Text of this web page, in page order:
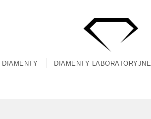
DIAMENTY DIAMENTY LABORATORYJNE